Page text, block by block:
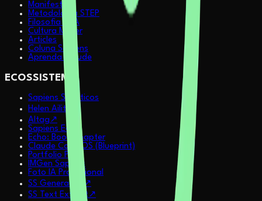
Manifesto
Metodologia STEP
Filosofia & IA
Cultura Maker
Articles
Coluna Sapiens
Aprenda Claude
ECOSSISTEMA
Sapiens Sintéticos
Helen Ailith
AItag ↗
Sapiens Echo
Echo: Book Chapter
Claude Code OS (Blueprint)
Portfolio Pitch
IMGen Sapiens
Foto IA Profissional
SS Generative
↗
SS Text Extract↗